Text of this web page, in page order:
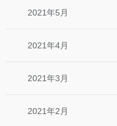
2021年5月
2021年4月
2021年3月
2021年2月